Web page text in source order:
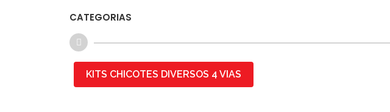
CATEGORIAS
KITS CHICOTES DIVERSOS 4 VIAS